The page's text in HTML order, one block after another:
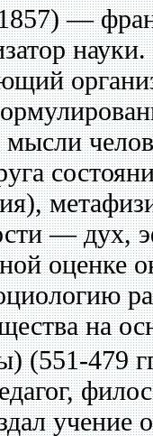
—
мысли
— дух,
оценке
на
(551-479